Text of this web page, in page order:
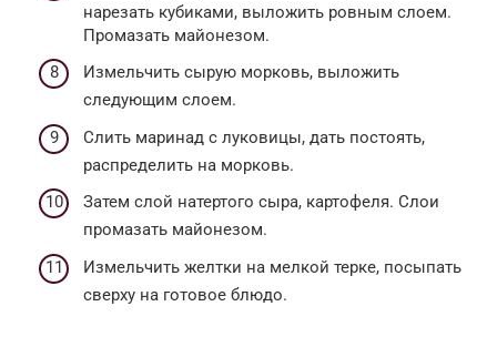
нарезать кубиками, выложить ровным слоем.
Промазать майонезом.
Измельчить сырую морковь, выложить
следующим слоем.
Слить маринад с луковицы, дать постоять,
распределить на морковь.
Затем слой натертого сыра, картофеля. Слои
промазать майонезом.
Измельчить желтки на мелкой терке, посыпать
сверху на готовое блюдо.